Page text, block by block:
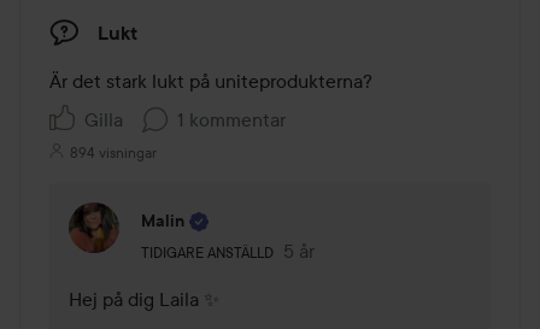
Lukt
Är det stark lukt på uniteprodukterna?
Gilla
1 kommentar
894 visningar
Malin
TIDIGARE ANSTÄLLD
Användarens roll: Tidigare anställd.
5 år
Kommentaren lades 5 år
Hej på dig Laila ✨